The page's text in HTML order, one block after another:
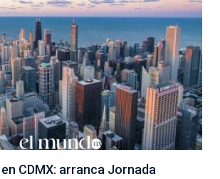
CDMX: arranca Jornada